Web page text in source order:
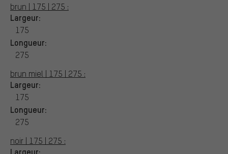
brun | 175 | 275 :
Largeur:
175
Longueur:
275
brun miel | 175 | 275 :
Largeur:
175
Longueur:
275
noir | 175 | 275 :
Largeur: